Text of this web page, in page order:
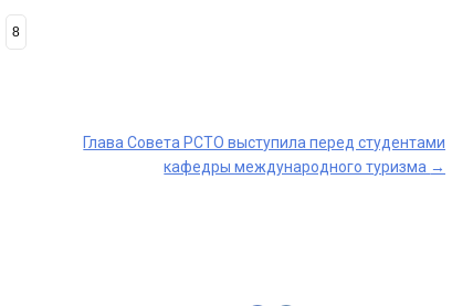
8
Глава Совета РСТО выступила перед студентами
кафедры международного туризма →